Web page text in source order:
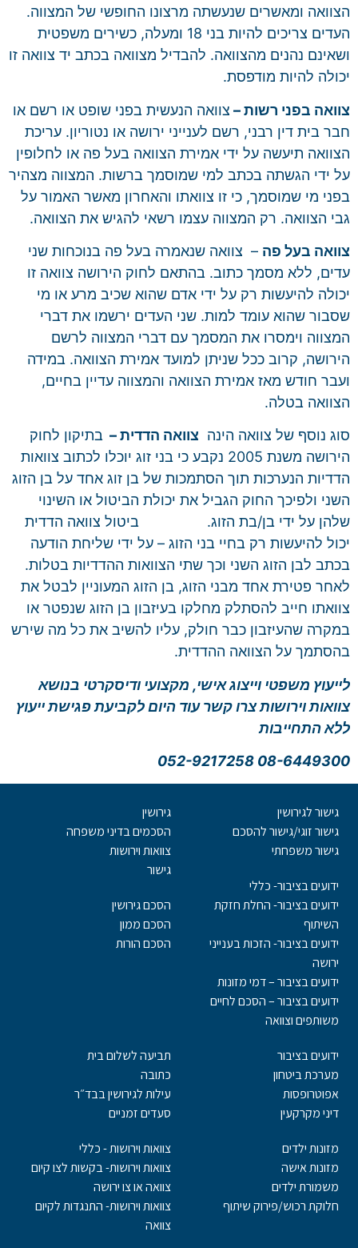
הצוואה ומאשרים שנעשתה מרצונו החופשי של המצווה.
העדים צריכים להיות בני 18 ומעלה, כשירים משפטית
ושאינם נהנים מהצוואה. להבדיל מצוואה בכתב יד צוואה זו
יכולה להיות מודפסת.
צוואה בפני רשות – צוואה הנעשית בפני שופט או רשם או
חבר בית דין רבני, רשם לענייני ירושה או נטוריון. עריכת
הצוואה תיעשה על ידי אמירת הצוואה בעל פה או לחלופין
על ידי הגשתה בכתב למי שמוסמך ברשות. המצווה מצהיר
בפני מי שמוסמך, כי זו צוואתו והאחרון מאשר האמור על
גבי הצוואה. רק המצווה עצמו רשאי להגיש את הצוואה.
צוואה בעל פה – צוואה שנאמרה בעל פה בנוכחות שני
עדים, ללא מסמך כתוב. בהתאם לחוק הירושה צוואה זו
יכולה להיעשות רק על ידי אדם שהוא שכיב מרע או מי
שסבור שהוא עומד למות. שני העדים ירשמו את דברי
המצווה וימסרו את המסמך עם דברי המצווה לרשם
הירושה, קרוב ככל שניתן למועד אמירת הצוואה. במידה
ועבר חודש מאז אמירת הצוואה והמצווה עדיין בחיים,
הצוואה בטלה.
סוג נוסף של צוואה הינה צוואה הדדית – בתיקון לחוק
הירושה משנת 2005 נקבע כי בני זוג יוכלו לכתוב צוואות
הדדיות הנערכות תוך הסתמכות של בן זוג אחד על בן הזוג
השני ולפיכך החוק הגביל את יכולת הביטול או השינוי
שלהן על ידי בן/בת הזוג. ביטול צוואה הדדית
יכול להיעשות רק בחיי בני הזוג – על ידי שליחת הודעה
בכתב לבן הזוג השני וכך שתי הצוואות ההדדיות בטלות.
לאחר פטירת אחד מבני הזוג, בן הזוג המעוניין לבטל את
צוואתו חייב להסתלק מחלקו בעיזבון בן הזוג שנפטר או
במקרה שהעיזבון כבר חולק, עליו להשיב את כל מה שירש
בהסתמך על הצוואה ההדדית.
לייעוץ משפטי וייצוג אישי, מקצועי ודיסקרטי בנושא
צוואות וירושות צרו קשר עוד היום לקביעת פגישת ייעוץ
ללא התחייבות
08-6449300 052-9217258
גישור לגירושין
גישור זוגי/גישור להסכם
גישור משפחתי
ידועים בציבור- כללי
ידועים בציבור- החלת חזקת
השיתוף
ידועים בציבור- הזכות בענייני
ירושה
ידועים בציבור – דמי מזונות
ידועים בציבור – הסכם לחיים
משותפים וצוואה
גירושין
הסכמים בדיני משפחה
צוואות וירושות
גישור
הסכם גירושין
הסכם ממון
הסכם הורות
ידועים בציבור
מערכת ביטחון
אפוטרופסות
דיני מקרקעין
מזונות ילדים
מזונות אישה
משמורת ילדים
חלוקת רכוש/פירוק שיתוף
תביעה לשלום בית
כתובה
עילות לגירושין בבד״ר
סעדים זמניים
צוואות וירושות - כללי
צוואות וירושות- בקשות לצו קיום
צוואה או צו ירושה
צוואות וירושות- התנגדות לקיום
צוואה